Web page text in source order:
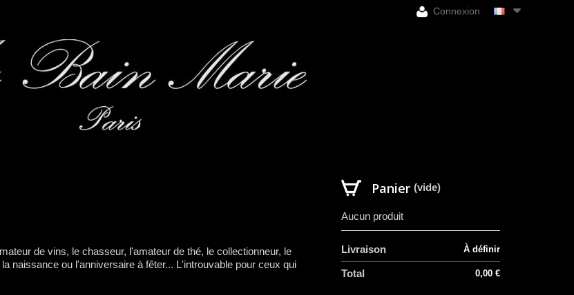
Connexion
de vins, le chasseur, l'amateur de thé, le collectionneur, le
naissance ou l'anniversaire à fêter... L'introuvable pour ceux qui
Panier (vide)
Aucun produit
À définir
Livraison
0,00 €
Total